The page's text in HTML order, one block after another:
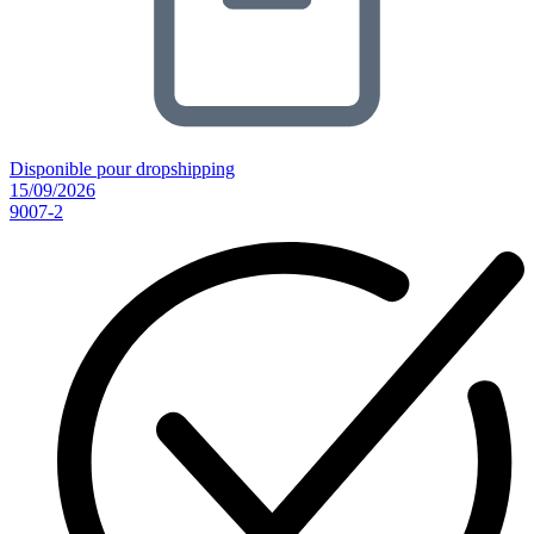
Disponible pour dropshipping
15/09/2026
9007-2